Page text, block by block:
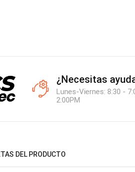
¿Necesitas
Lunes-Viernes: 8:30 -
2:00PM
DEL PRODUCTO